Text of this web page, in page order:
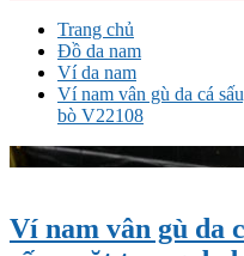
Trang chủ
Đồ da nam
Ví da nam
Ví nam vân gù da cá
bò V22108
Ví nam vân gù da